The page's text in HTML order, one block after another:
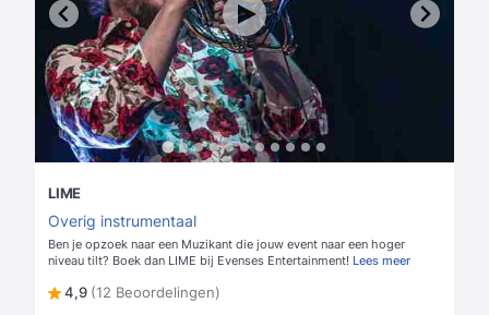
LIME
Overig instrumentaal
Ben je opzoek naar een Muzikant die jouw event naar een hoger
niveau tilt? Boek dan LIME bij Evenses Entertainment! Lees meer
4,9 (12 Beoordelingen)